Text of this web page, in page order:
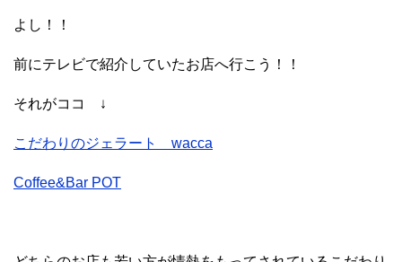
よし！！
前にテレビで紹介していたお店へ行こう！！
それがココ ↓
こだわりのジェラート wacca
Coffee&Bar POT